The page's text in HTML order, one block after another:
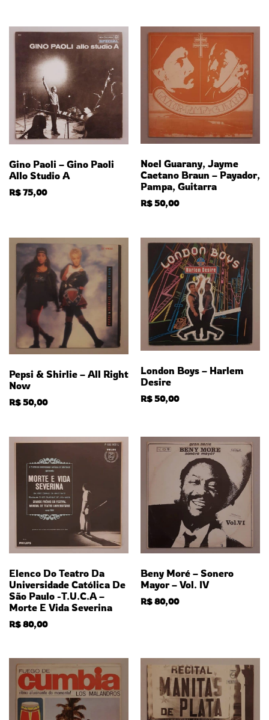
Gino Paoli – Gino Paoli
Allo Studio A
R$75,00
Noel Guarany, Jayme
Caetano Braun – Payador,
Pampa, Guitarra
R$50,00
Pepsi & Shirlie – All Right
Now
R$50,00
London Boys – Harlem
Desire
R$50,00
Elenco Do Teatro Da
Universidade Católica De
São Paulo -T.U.C.A –
Morte E Vida Severina
R$80,00
Beny Moré – Sonero
Mayor – Vol. IV
R$80,00